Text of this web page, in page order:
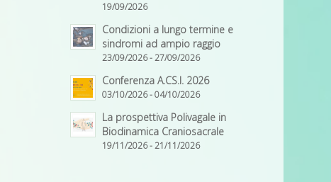
19/09/2026
Condizioni a lungo termine e
sindromi ad ampio raggio
23/09/2026 - 27/09/2026
Conferenza A.CS.I. 2026
03/10/2026 - 04/10/2026
La prospettiva Polivagale in
Biodinamica Craniosacrale
19/11/2026 - 21/11/2026